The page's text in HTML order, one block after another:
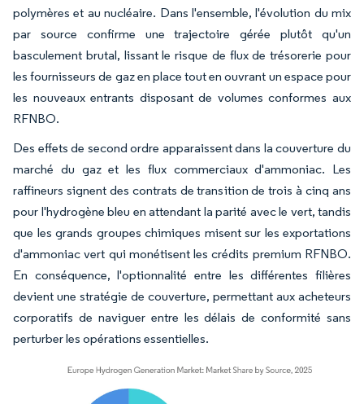
polymères et au nucléaire. Dans l'ensemble, l'évolution du mix
par source confirme une trajectoire gérée plutôt qu'un
basculement brutal, lissant le risque de flux de trésorerie pour
les fournisseurs de gaz en place tout en ouvrant un espace pour
les nouveaux entrants disposant de volumes conformes aux
RFNBO.
Des effets de second ordre apparaissent dans la couverture du
marché du gaz et les flux commerciaux d'ammoniac. Les
raffineurs signent des contrats de transition de trois à cinq ans
pour l'hydrogène bleu en attendant la parité avec le vert, tandis
que les grands groupes chimiques misent sur les exportations
d'ammoniac vert qui monétisent les crédits premium RFNBO.
En conséquence, l'optionnalité entre les différentes filières
devient une stratégie de couverture, permettant aux acheteurs
corporatifs de naviguer entre les délais de conformité sans
perturber les opérations essentielles.